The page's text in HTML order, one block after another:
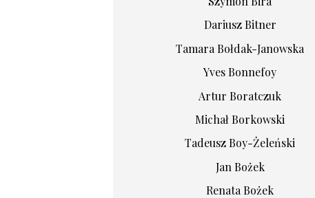
Dariusz Bitner
Tamara Bołdak-Janowska
Yves Bonnefoy
Artur Boratczuk
Michał Borkowski
Tadeusz Boy-Żeleński
Jan Bożek
Renata Bożek